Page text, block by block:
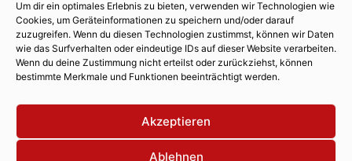
Um dir ein optimales Erlebnis zu bieten, verwenden wir Technologien wie
Cookies, um Geräteinformationen zu speichern und/oder darauf
zuzugreifen. Wenn du diesen Technologien zustimmst, können wir Daten
wie das Surfverhalten oder eindeutige IDs auf dieser Website verarbeiten.
Wenn du deine Zustimmung nicht erteilst oder zurückziehst, können
bestimmte Merkmale und Funktionen beeinträchtigt werden.
Akzeptieren
Ablehnen
Videoservice
Werbung
Contenterstellung
Lokalnachrichten
Lokalfernsehen
Eventkalender